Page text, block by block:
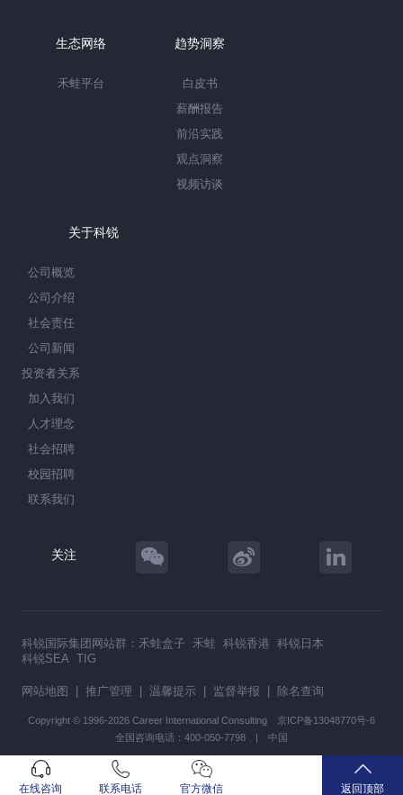
生态网络
禾蛙平台
趋势洞察
白皮书
薪酬报告
前沿实践
观点洞察
视频访谈
关于科锐
公司概览
公司介绍
社会责任
公司新闻
投资者关系
加入我们
人才理念
社会招聘
校园招聘
联系我们
关注
科锐国际集团网站群： 禾蛙盒子 禾蛙 科锐香港 科锐日本
科锐SEA TIG
网站地图 推广管理 温馨提示 监督举报 除名查询
Copyright © 1996-2026 Career International Consulting 京ICP备13048770号-6
全国咨询电话：400-050-7798 | 中国
在线咨询 联系电话 官方微信 返回顶部